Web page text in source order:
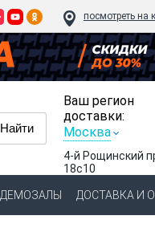
посмотреть на
Ваш регион
доставки:
Москва
4-й Рощинский
18с10
ДЕМОЗАЛЫ ДОСТАВКА И